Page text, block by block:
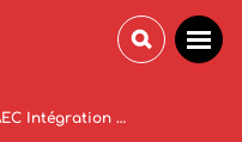
AEC Intégration à la profession de technicien en génie mécanique au Québec